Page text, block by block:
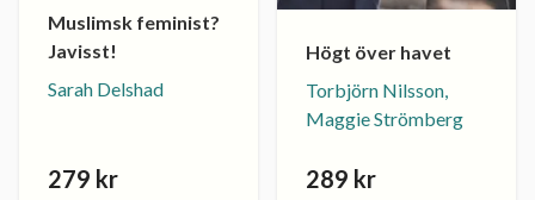
Muslimsk feminist?
Javisst!
Sarah Delshad
279 kr
Högt över havet
Torbjörn Nilsson,
Maggie Strömberg
289 kr